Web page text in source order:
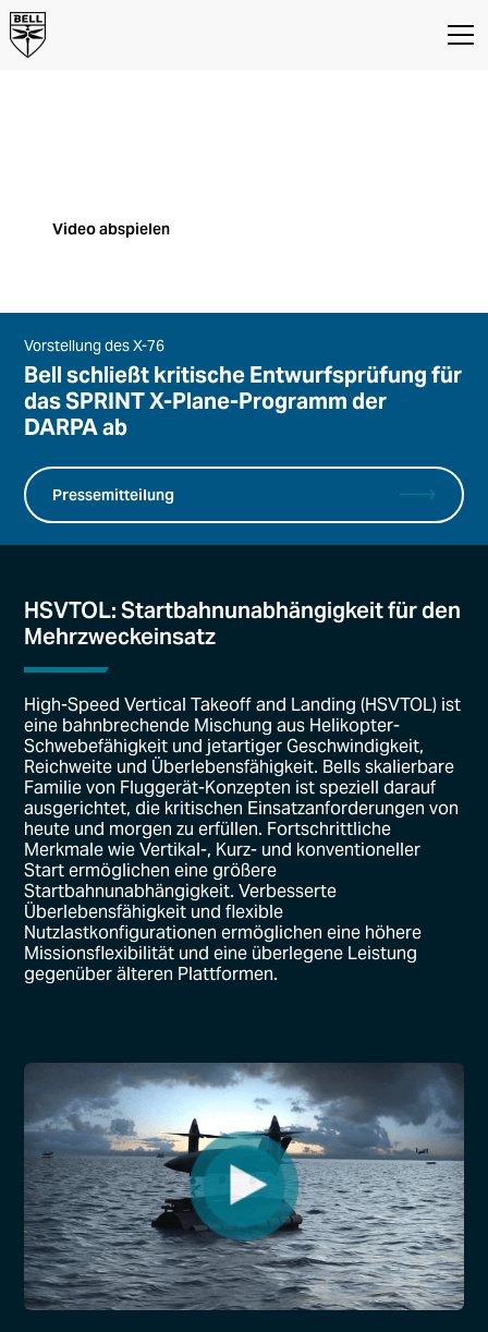
HSVTOL: Mobilität der nächsten
Video abspielen
Vorstellung des X-76
Bell schließt kritische Entwurfsprüfung für
das SPRINT X-Plane-Programm der
DARPA ab
Pressemitteilung
HSVTOL: Startbahnunabhängigkeit für den
Mehrzweckeinsatz
High-Speed Vertical Takeoff and Landing (HSVTOL) ist
eine bahnbrechende Mischung aus Helikopter-
Schwebefähigkeit und jetartiger Geschwindigkeit,
Reichweite und Überlebensfähigkeit. Bells skalierbare
Familie von Fluggerät-Konzepten ist speziell darauf
ausgerichtet, die kritischen Einsatzanforderungen von
heute und morgen zu erfüllen. Fortschrittliche
Merkmale wie Vertikal-, Kurz- und konventioneller
Start ermöglichen eine größere
Startbahnunabhängigkeit. Verbesserte
Überlebensfähigkeit und flexible
Nutzlastkonfigurationen ermöglichen eine höhere
Missionsflexibilität und eine überlegene Leistung
gegenüber älteren Plattformen.